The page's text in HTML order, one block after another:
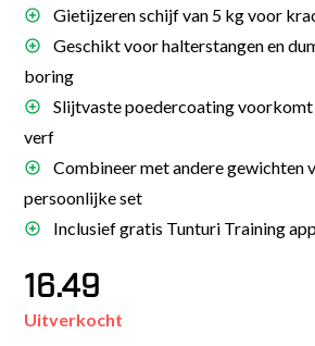
Gietijzeren schijf van 5 kg voor
Geschikt voor halterstangen en
boring
Slijtvaste poedercoating
verf
Combineer met andere gewichten
persoonlijke set
Inclusief gratis Tunturi Training
16.49
Uitverkocht